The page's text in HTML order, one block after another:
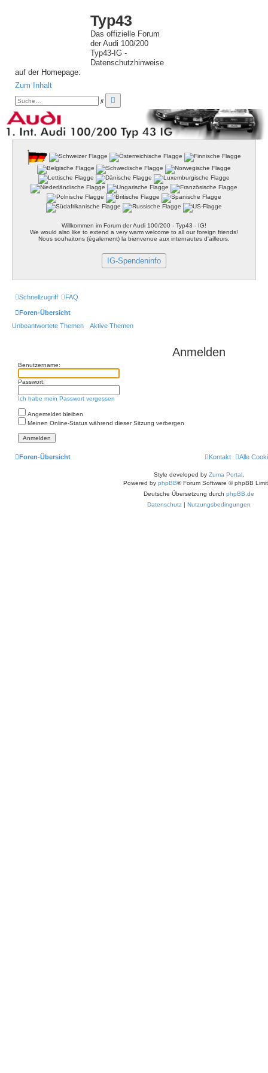
Typ43
Das offizielle Forum
der Audi 100/200
Typ43-IG -
Datenschutzhinweise
auf der Homepage:
Zum Inhalt
S
u
e
r
i
t
e
r
t
e
S
u
c
e
Willkommen im Forum der Audi 100/200 - Typ43 - IG!
We would also like to extend a very warm welcome to all our foreign friends!
Nous souhaitons (également) la bienvenue aux internautes d'ailleurs.
IG-Spendeninfo
Schnellzugriff FAQ
Foren-Übersicht
Unbeantwortete Themen
Aktive Themen
Anmelden
Benutzername:
Passwort:
Ich habe mein Passwort vergessen
Angemeldet bleiben
Meinen Online-Status während dieser Sitzung verbergen
Foren-Übersicht Alle
Kontakt
Style developed by Zuma Portal ,
Powered by phpBB® Forum Software © phpBB
Deutsche Übersetzung durch phpBB.de
Datenschutz
Nutzungsbedingungen